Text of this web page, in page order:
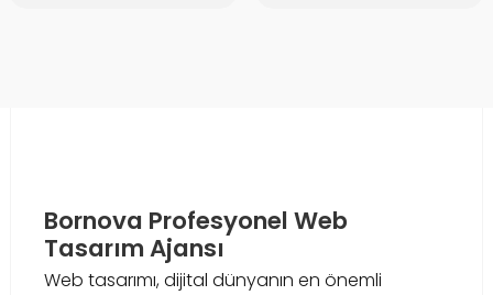
Bornova Profesyonel Web
Tasarım Ajansı
Web tasarımı, dijital dünyanın en önemli